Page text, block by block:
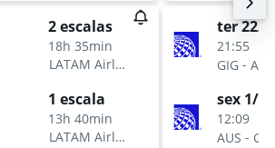
2 escalas
18h 35min
LATAM Airlines
1 escala
13h 40min
LATAM Airlines
ter 22/
21:55
GIG - AUS
sex 1/1
12:09
AUS - GIG